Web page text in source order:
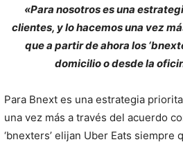
«Para nosotros es una
clientes, y lo hacemos una vez
que a partir de ahora los
domicilio o desde la
Para Bnext es una estrategia
una vez más a través del acuerdo
‘bnexters’ elijan Uber Eats